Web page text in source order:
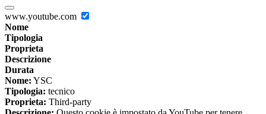
www.youtube.com
Nome
Tipologia
Proprieta
Descrizione
Durata
Nome: YSC
Tipologia: tecnico
Proprieta: Third-party